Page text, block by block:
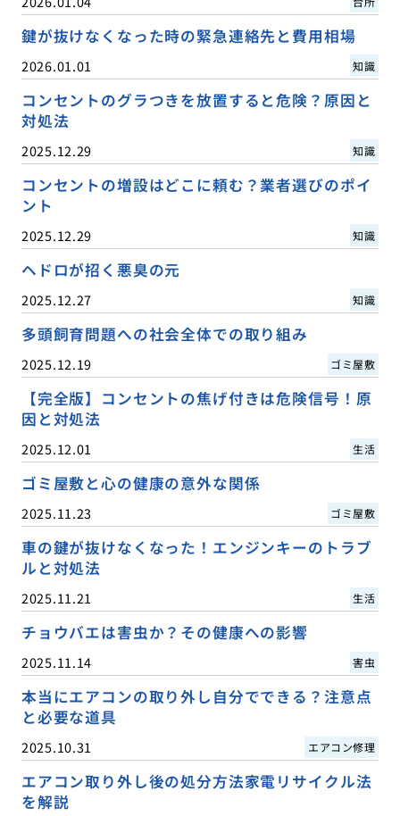
鍵が抜けなくなった時の緊急連絡先と費用相場
2026.01.01 知識
コンセントのグラつきを放置すると危険？原因と
対処法
2025.12.29 知識
コンセントの増設はどこに頼む？業者選びのポイ
ント
2025.12.29 知識
ヘドロが招く悪臭の元
2025.12.27 知識
多頭飼育問題への社会全体での取り組み
2025.12.19 ゴミ屋敷
【完全版】コンセントの焦げ付きは危険信号！原
因と対処法
2025.12.01 生活
ゴミ屋敷と心の健康の意外な関係
2025.11.23 ゴミ屋敷
車の鍵が抜けなくなった！エンジンキーのトラブ
ルと対処法
2025.11.21 生活
チョウバエは害虫か？その健康への影響
2025.11.14 害虫
本当にエアコンの取り外し自分でできる？注意点
と必要な道具
2025.10.31 エアコン修理
エアコン取り外し後の処分方法家電リサイクル法
を解説